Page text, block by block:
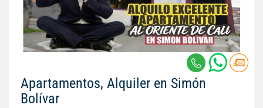
Apartamentos, Alquiler en Simón
Bolívar